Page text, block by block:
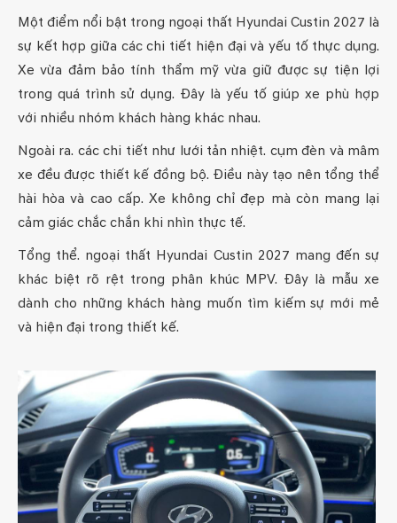
Một điểm nổi bật trong ngoại thất Hyundai Custin 2027 là
sự kết hợp giữa các chi tiết hiện đại và yếu tố thực dụng.
Xe vừa đảm bảo tính thẩm mỹ vừa giữ được sự tiện lợi
trong quá trình sử dụng. Đây là yếu tố giúp xe phù hợp
với nhiều nhóm khách hàng khác nhau.
Ngoài ra. các chi tiết như lưới tản nhiệt. cụm đèn và mâm
xe đều được thiết kế đồng bộ. Điều này tạo nên tổng thể
hài hòa và cao cấp. Xe không chỉ đẹp mà còn mang lại
cảm giác chắc chắn khi nhìn thực tế.
Tổng thể. ngoại thất Hyundai Custin 2027 mang đến sự
khác biệt rõ rệt trong phân khúc MPV. Đây là mẫu xe
dành cho những khách hàng muốn tìm kiếm sự mới mẻ
và hiện đại trong thiết kế.